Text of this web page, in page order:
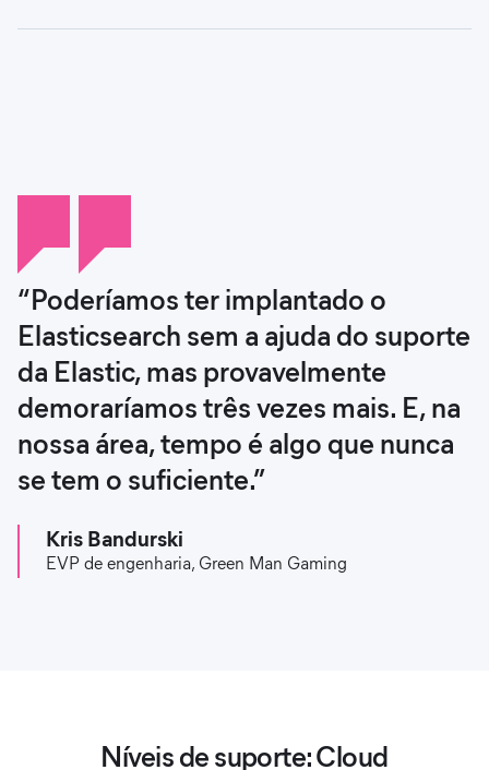
“Poderíamos ter implantado o
Elasticsearch sem a ajuda do suporte
da Elastic, mas provavelmente
demoraríamos três vezes mais. E, na
nossa área, tempo é algo que nunca
se tem o suficiente.”
Kris Bandurski
EVP de engenharia, Green Man Gaming
Níveis de suporte: Cloud